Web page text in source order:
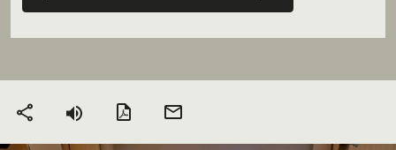
Partager Version PDF